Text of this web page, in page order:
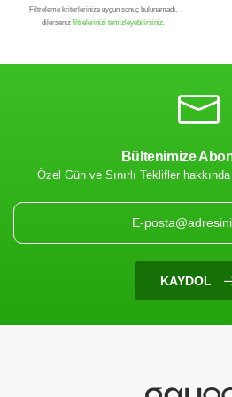
Filtrenize
Ürün
Bültenimize
Özel Gün ve Sınırlı Teklifler
KAYDOL